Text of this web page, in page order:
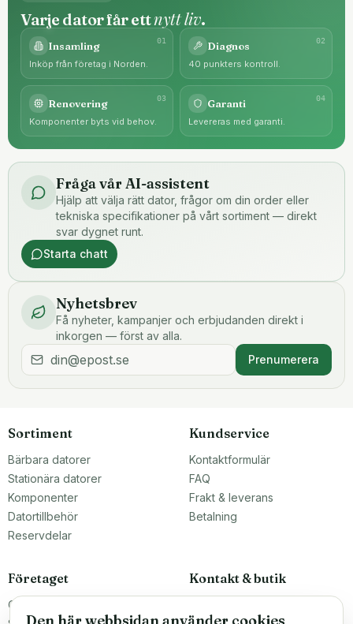
Varje dator får ettnytt liv.
01
Insamling
Inköp från företag i Norden.
02
Diagnos
40 punkters kontroll.
03
Renovering
Komponenter byts vid behov.
04
Garanti
Levereras med garanti.
Fråga vår AI-assistent
Hjälp att välja rätt dator, frågor om din order eller
tekniska specifikationer på vårt sortiment — direkt
svar dygnet runt.
Starta chatt
Nyhetsbrev
Få nyheter, kampanjer och erbjudanden direkt i
inkorgen — först av alla.
Prenumerera
Sortiment
Bärbara datorer
Stationära datorer
Komponenter
Datortillbehör
Reservdelar
Kundservice
Kontaktformulär
FAQ
Frakt & leverans
Betalning
Företaget
Om oss
Kontakt & butik
Malmö, Sverige